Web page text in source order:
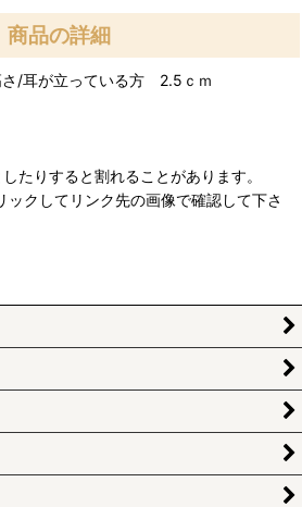
商品の詳細
/耳が立っている方 2.5ｃｍ
たりすると割れることがあります。
ックしてリンク先の画像で確認して下さ